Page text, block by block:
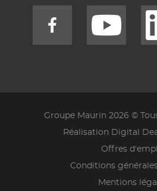
Groupe Maurin 2026 ©
Réalisation Digital
Offres
Conditions
Mentions